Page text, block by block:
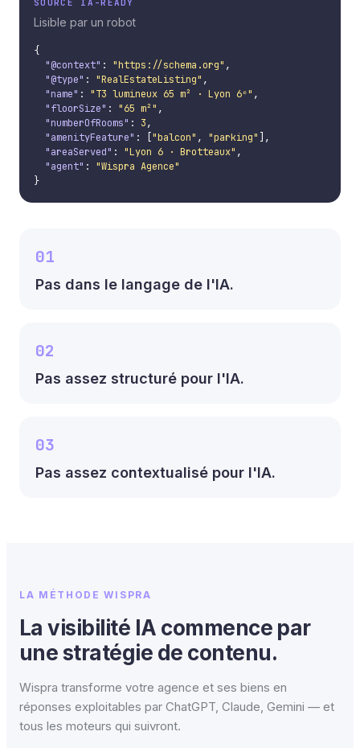
SOURCE IA-READY
Lisible par un robot
{
"@context" : "https://schema.org" ,
"@type" : "RealEstateListing" ,
"name" : "T3 lumineux 65 m² · Lyon 6ᵉ" ,
"floorSize" : "65 m²" ,
"numberOfRooms" : 3,
"amenityFeature" : [ "balcon" , "parking"
],
"areaServed" : "Lyon 6 · Brotteaux" ,
"agent" : "Wispra Agence"
}
01
Pas dans le langage de l'IA.
02
Pas assez structuré pour l'IA.
03
Pas assez contextualisé pour l'IA.
LA MÉTHODE WISPRA
La visibilité IA commence par
une stratégie de contenu.
Wispra transforme votre agence et ses biens en
réponses exploitables par ChatGPT, Claude, Gemini — et
tous les moteurs qui suivront.